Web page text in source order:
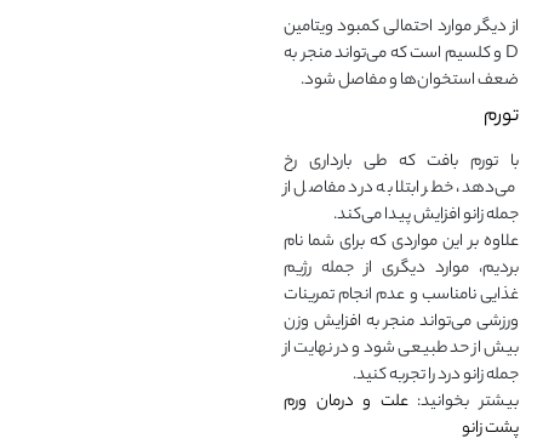
از دیگر موارد احتمالی کمبود ویتامین
D و کلسیم است که می‌تواند منجر به
ضعف استخوان‌ها و مفاصل شود.
تورم
با تورم بافت که طی بارداری رخ
می‌دهد، خطر ابتلا به درد مفاصل از
جمله زانو افزایش پیدا می‌کند.
علاوه بر این مواردی که برای شما نام
بردیم، موارد دیگری از جمله رژیم
غذایی نامناسب و عدم انجام تمرینات
ورزشی می‌تواند منجر به افزایش وزن
بیش از حد طبیعی شود و در نهایت از
جمله زانو درد را تجربه کنید.
بیشتر بخوانید:علت و درمان ورم
پشت زانو